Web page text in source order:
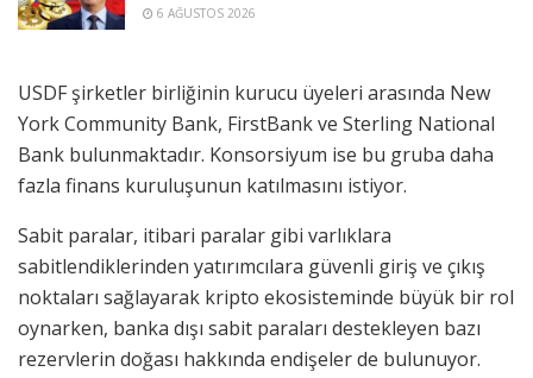
6 AĞUSTOS 2026
USDF şirketler birliğinin kurucu üyeleri arasında New
York Community Bank, FirstBank ve Sterling National
Bank bulunmaktadır. Konsorsiyum ise bu gruba daha
fazla finans kuruluşunun katılmasını istiyor.
Sabit paralar, itibari paralar gibi varlıklara
sabitlendiklerinden yatırımcılara güvenli giriş ve çıkış
noktaları sağlayarak kripto ekosisteminde büyük bir rol
oynarken, banka dışı sabit paraları destekleyen bazı
rezervlerin doğası hakkında endişeler de bulunuyor.